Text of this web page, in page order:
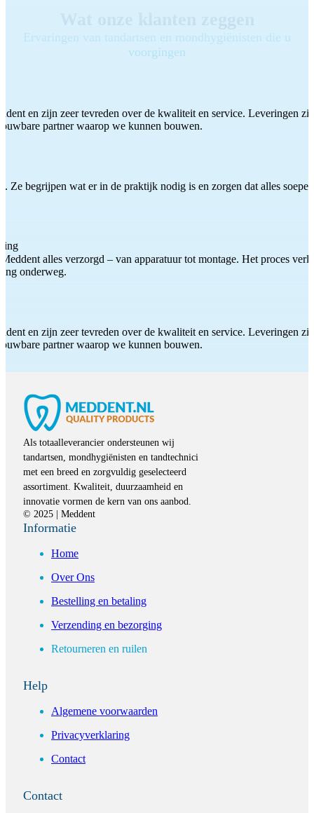
Ervaringen van tandartsen en mondhygiënisten die u
voorgingen
en zijn zeer tevreden over de kwaliteit en service. Leveringen
partner waarop we kunnen bouwen.
Ze begrijpen wat er in de praktijk nodig is en zorgen dat alles
alles verzorgd – van apparatuur tot montage. Het proces
onderweg.
en zijn zeer tevreden over de kwaliteit en service. Leveringen
partner waarop we kunnen bouwen.
Als totaalleverancier ondersteunen wij
tandartsen, mondhygiënisten en tandtechnici
met een breed en zorgvuldig geselecteerd
assortiment. Kwaliteit, duurzaamheid en
innovatie vormen de kern van ons aanbod.
© 2025 | Meddent
Informatie
Home
Over Ons
Bestelling en betaling
Verzending en bezorging
Retourneren en ruilen
Help
Algemene voorwaarden
Privacyverklaring
Contact
Contact